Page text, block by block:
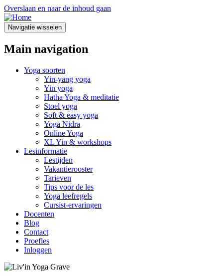
Overslaan en naar de inhoud gaan
Navigatie wisselen
Main navigation
Yoga soorten
Yin-yang yoga
Yin yoga
Hatha Yoga & meditatie
Stoel yoga
Soft & easy yoga
Yoga Nidra
Online Yoga
XL Yin & workshops
Lesinformatie
Lestijden
Vakantierooster
Tarieven
Tips voor de les
Yoga leefregels
Cursist-ervaringen
Docenten
Blog
Contact
Proefles
Inloggen